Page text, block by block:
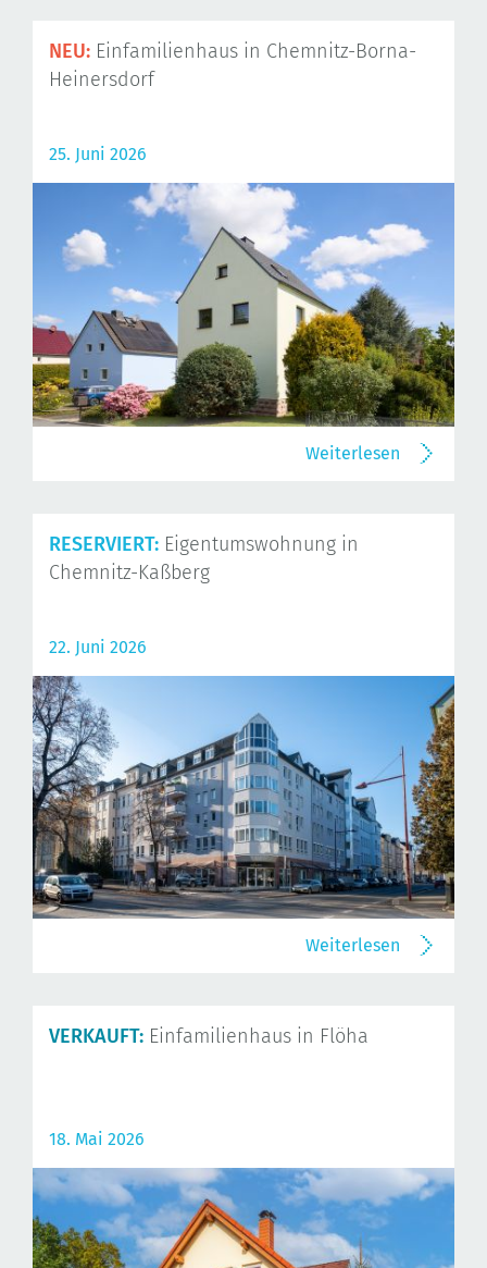
NEU: Einfamilienhaus in Chemnitz-Borna-
Heinersdorf
25. Juni 2026
Weiterlesen
RESERVIERT: Eigentumswohnung in
Chemnitz-Kaßberg
22. Juni 2026
Weiterlesen
VERKAUFT: Einfamilienhaus in Flöha
18. Mai 2026